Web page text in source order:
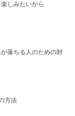
しみたいから
落ちる人のための対
方法